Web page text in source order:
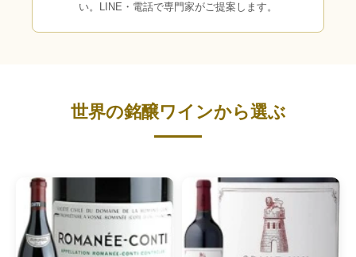
い。LINE・電話で専門家がご提案します。
世界の銘醸ワインから選ぶ